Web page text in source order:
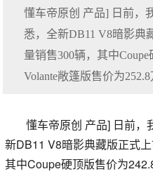
懂车帝原创 产品] 日前，
悉，全新DB11 V8暗影典
量销售300辆，其中Coupe
Volante敞篷版售价为
懂车帝原创 产品] 日前，
新DB11 V8暗影典藏版正式
其中Coupe硬顶版售价为